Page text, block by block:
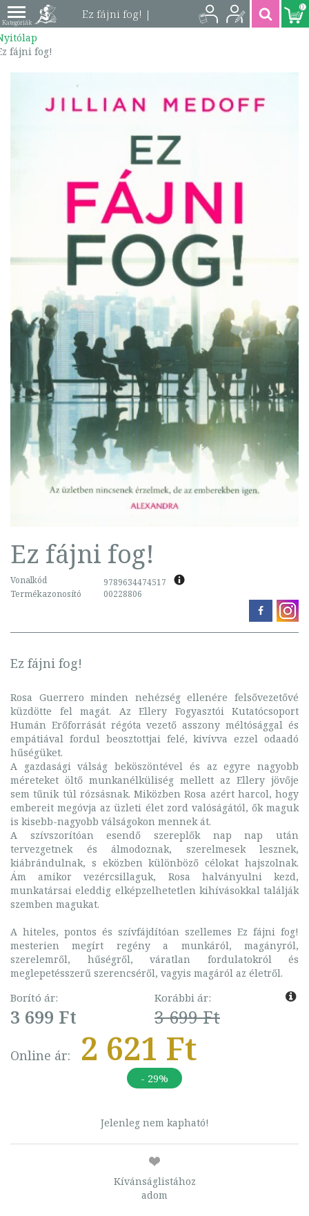
Ez fájni fog! |
0
fájni fog!
Ez fájni fog!
Vonalkód
9789634474517
Termékazonosító
00228806
Ez fájni fog!
Rosa Guerrero minden nehézség ellenére felsővezetővé
küzdötte fel magát. Az Ellery Fogyasztói Kutatócsoport
Humán Erőforrását régóta vezető asszony méltósággal és
empátiával fordul beosztottjai felé, kivívva ezzel odaadó
hűségüket.
A gazdasági válság beköszöntével és az egyre nagyobb
méreteket öltő munkanélküliség mellett az Ellery jövője
sem tűnik túl rózsásnak. Miközben Rosa azért harcol, hogy
embereit megóvja az üzleti élet zord valóságától, ők maguk
is kisebb-nagyobb válságokon mennek át.
A szívszorítóan esendő szereplők nap nap után
tervezgetnek és álmodoznak, szerelmesek lesznek,
kiábrándulnak, s eközben különböző célokat hajszolnak.
Ám amikor vezér­csillaguk, Rosa halványulni kezd,
munkatársai eleddig elképzelhetetlen kihívásokkal találják
szemben magukat.
A hiteles, pontos és szívfájdítóan szellemes Ez fájni fog!
mesterien megírt regény a munkáról, magányról,
szerelemről, hűségről, váratlan fordulatokról és
meglepetésszerű szerencséről, vagyis magáról az életről.
Borító ár:
3 699 Ft
Korábbi ár:
3 699 Ft
Online ár: 2 621 Ft
- 29%
Jelenleg nem kapható!
Kívánságlistához
adom